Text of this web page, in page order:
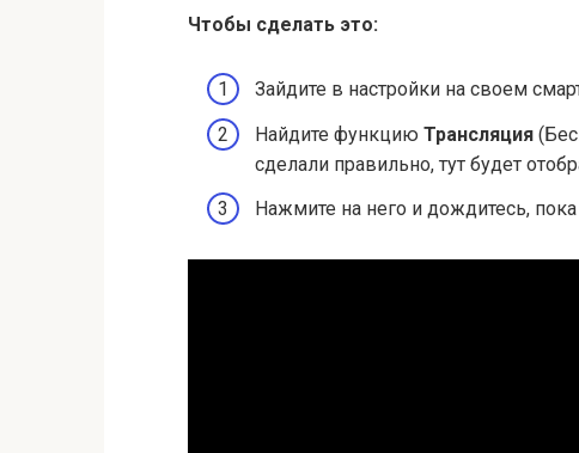
Чтобы сделать это:
Зайдите в настройки на своем
Найдите функцию Трансляция
сделали правильно, тут будет
Нажмите на него и дождитесь, пока